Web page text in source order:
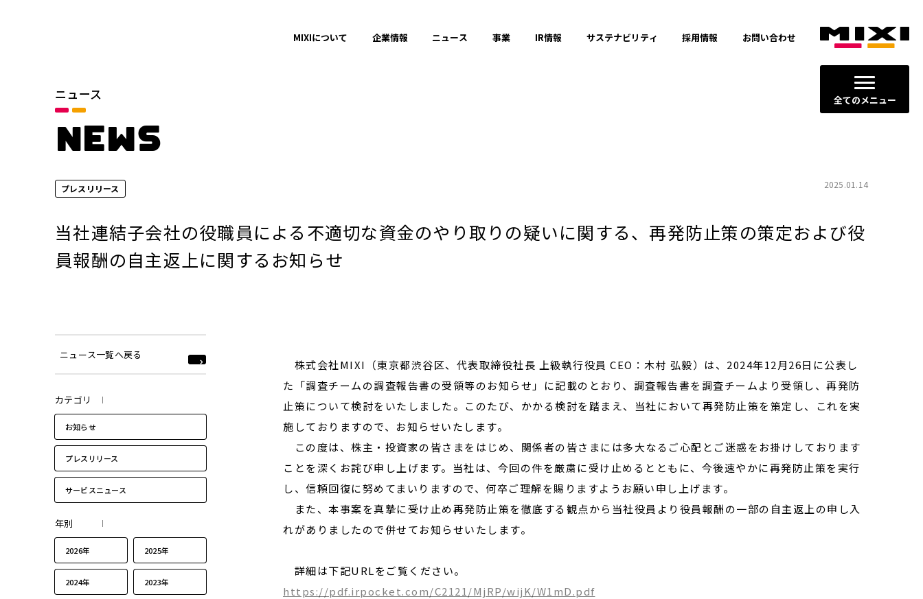
全てのメニュー
MIXIについて 企業情報 ニュース 事業 IR情報 サステナビリティ 採用情報 お問い合わせ
ニュース
NEWS
プレスリリース 2025.01.14
当社連結子会社の役職員による不適切な資金のやり取りの疑いに関する、再発防止策の策定および役
員報酬の自主返上に関するお知らせ
ニュース一覧へ戻る
カテゴリ
お知らせ
プレスリリース
サービスニュース
年別
2026年 2025年
2024年 2023年
株式会社MIXI（東京都渋谷区、代表取締役社長 上級執行役員 CEO：木村 弘毅）は、2024年12月26日に公表し
た「調査チームの調査報告書の受領等のお知らせ」に記載のとおり、調査報告書を調査チームより受領し、再発防
止策について検討をいたしました。このたび、かかる検討を踏まえ、当社において再発防止策を策定し、これを実
施しておりますので、お知らせいたします。
この度は、株主・投資家の皆さまをはじめ、関係者の皆さまには多大なるご心配とご迷惑をお掛けしております
ことを深くお詫び申し上げます。当社は、今回の件を厳粛に受け止めるとともに、今後速やかに再発防止策を実行
し、信頼回復に努めてまいりますので、何卒ご理解を賜りますようお願い申し上げます。
また、本事案を真摯に受け止め再発防止策を徹底する観点から当社役員より役員報酬の一部の自主返上の申し入
れがありましたので併せてお知らせいたします。
詳細は下記URLをご覧ください。
https://pdf.irpocket.com/C2121/MjRP/wijK/W1mD.pdf
カテゴリ
サービスニュース
閉じる